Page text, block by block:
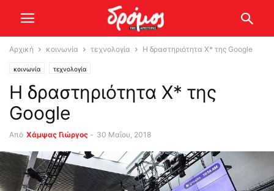
Αρχική κοινωνία τεχνολογία H δραστηριότητα X* της Google
κοινωνία τεχνολογία
H δραστηριότητα X* της
Google
Από Χάμψας Γιώργος - 30 Μαΐου, 2018